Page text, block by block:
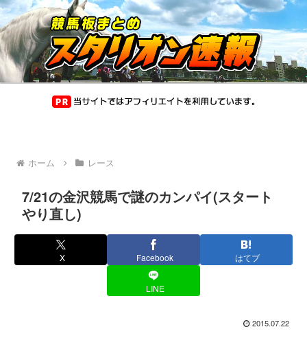
ホーム レース
7/21の金沢競馬で謎のカンパイ(スタート
やり直し)
X Facebook はてブ
LINE
2015.07.22